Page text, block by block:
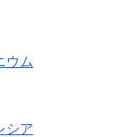
ウム
シア